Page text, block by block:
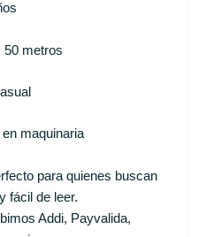
50 metros
maquinaria
para quienes buscan
fácil de leer.
Addi, Payvalida,